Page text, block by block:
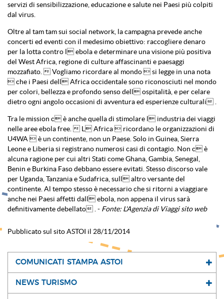
servizi di sensibilizzazione, educazione e salute nei Paesi più colpiti
dal virus.
Oltre al tam tam sui social network, la campagna prevede anche
concerti ed eventi con il medesimo obiettivo: raccogliere denaro
per la lotta contro l ebola e determinare una visione più positiva
del West Africa, regione di culture affascinanti e paesaggi
mozzafiato.  Vogliamo ricordare al mondo  si legge in una nota
 che i Paesi dell Africa occidentale sono riconosciuti nel mondo
per colori, bellezza e profondo senso dell ospitalità, e per celare
dietro ogni angolo occasioni di avventura ed esperienze culturali .
Tra le mission c è anche quella di stimolare l industria dei viaggi
nelle aree ebola free.  L Africa  ricordano le organizzazioni di
U4WA  è un continente, non un Paese. Solo in Guinea, Sierra
Leone e Liberia si registrano numerosi casi di contagio. Non c è
alcuna ragione per cui altri Stati come Ghana, Gambia, Senegal,
Benin e Burkina Faso debbano essere evitati. Stesso discorso vale
per Uganda, Tanzania e Sudafrica, sull altro versante del
continente. Al tempo stesso è necessario che si ritorni a viaggiare
anche nei Paesi affetti dall ebola, non appena il virus sarà
definitivamente debellato . - Fonte: L'Agenzia di Viaggi sito web
Pubblicato sul sito ASTOI il 28/11/2014
COMUNICATI STAMPA ASTOI
NEWS TURISMO